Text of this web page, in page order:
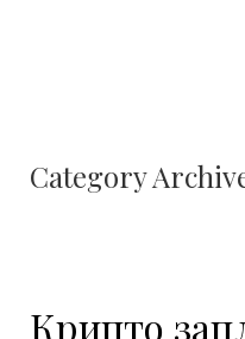
Category
Крипто